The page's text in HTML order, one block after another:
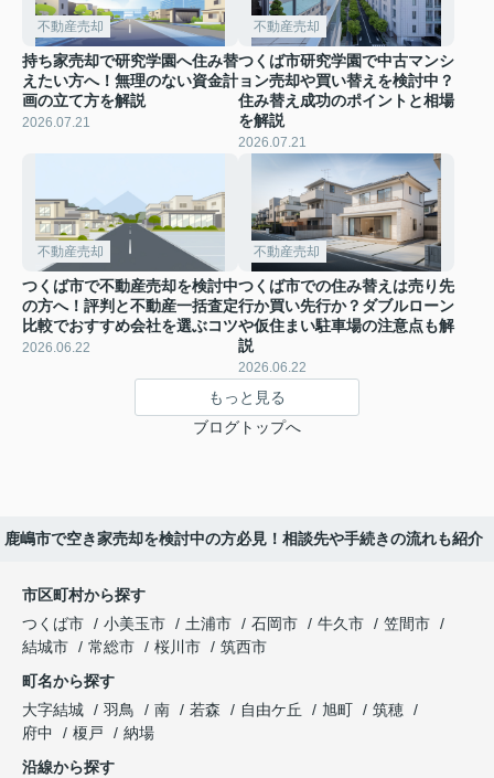
不動産売却
持ち家売却で研究学園へ住み替
えたい方へ！無理のない資金計
画の立て方を解説
2026.07.21
不動産売却
つくば市研究学園で中古マンシ
ョン売却や買い替えを検討中？
住み替え成功のポイントと相場
を解説
2026.07.21
不動産売却
つくば市で不動産売却を検討中
の方へ！評判と不動産一括査定
比較でおすすめ会社を選ぶコツ
2026.06.22
不動産売却
つくば市での住み替えは売り先
行か買い先行か？ダブルローン
や仮住まい駐車場の注意点も解
説
2026.06.22
もっと見る
ブログトップへ
鹿嶋市で空き家売却を検討中の方必見！相談先や手続きの流れも紹介
市区町村から探す
つくば市
小美玉市 土浦市 石岡市 牛久市
笠間市
結城市
常総市 桜川市
筑西市
町名から探す
大字結城
羽鳥 南 若森 自由ケ丘 旭町
筑穂
府中
榎戸
納場
沿線から探す